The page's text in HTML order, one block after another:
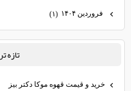
فروردین ۱۴۰۴ (۱)
تازه
خرید و قیمت قهوه موکا دکتر بیز